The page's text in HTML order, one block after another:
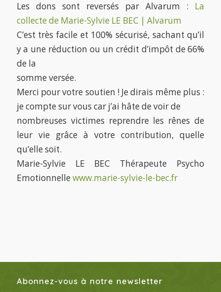
Les dons sont reversés par Alvarum : La
collecte de Marie-Sylvie LE BEC | Alvarum
C’est très facile et 100% sécurisé, sachant qu’il
y a une réduction ou un crédit d’impôt de 66%
de la
somme versée.
Merci pour votre soutien ! Je dirais même plus :
je compte sur vous car j’ai hâte de voir de
nombreuses victimes reprendre les rênes de
leur vie grâce à votre contribution, quelle
qu’elle soit.
Marie-Sylvie LE BEC Thérapeute Psycho
Emotionnellewww.marie-sylvie-le-bec.fr
Abonnez-vous à notre newsletter